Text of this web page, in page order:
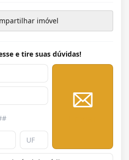
imóvel
e tire suas dúvidas!